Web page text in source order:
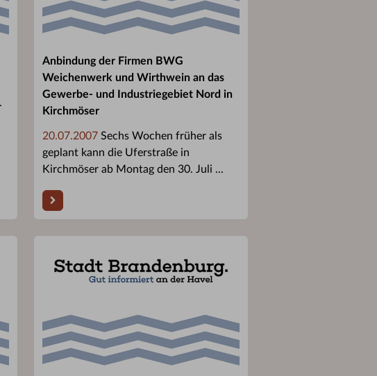
Anbindung der Firmen BWG
Weichenwerk und Wirthwein an das
Gewerbe- und Industriegebiet Nord in
Kirchmöser
20.07.2007 Sechs Wochen früher als
geplant kann die Uferstraße in
Kirchmöser ab Montag den 30. Juli ...